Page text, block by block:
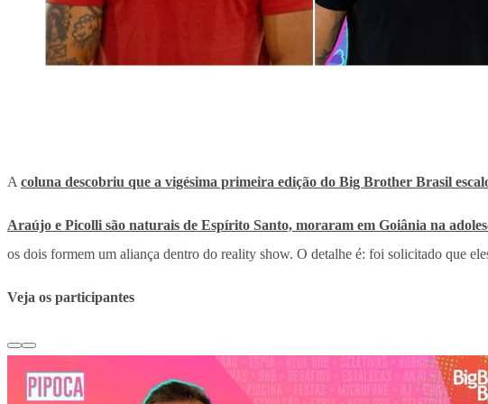
A coluna descobriu que a vigésima primeira edição do Big Brother Brasil
Araújo e Picolli são naturais de Espírito Santo, moraram em Goiânia na
os dois formem um aliança dentro do reality show. O detalhe é: foi solicitado que
Veja os participantes